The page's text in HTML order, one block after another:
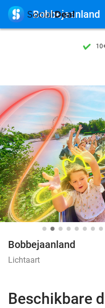
7 dagen
7 dagen
 Bobbejaanland
Bobbejaanland
Lichtaart
Beschikbare